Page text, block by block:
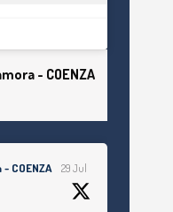
- COENZA
COENZA 29 Jul